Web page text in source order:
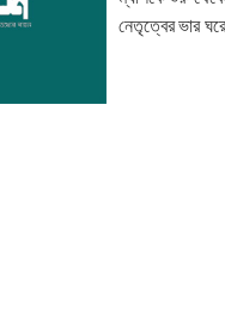
নেতৃত্বের ভার